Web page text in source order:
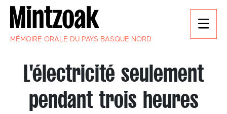
MÉMOIRE ORALE DU PAYS BASQUE NORD
L'électricité seulement
pendant trois heures